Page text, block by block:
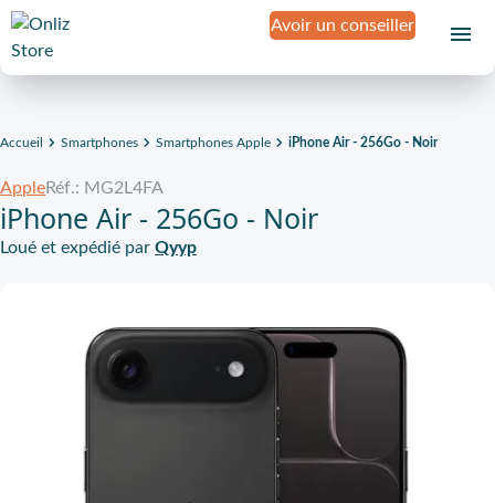
Avoir un conseiller
Accueil Smartphones Smartphones Apple iPhone Air - 256Go - Noir
AppleRéf.: MG2L4FA
iPhone Air - 256Go - Noir
Loué et expédié par Qyyp